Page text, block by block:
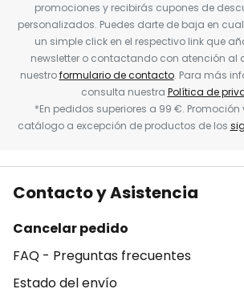
promociones y recibirás cupones de
personalizados. Puedes darte de baja en
un simple click en el respectivo link que
newsletter o contactando con atención al
nuestroformulario de contacto. Para más
consulta nuestra Política de
*En pedidos superiores a 99 €.
catálogo a excepción de productos de los
Contacto y Asistencia
Cancelar pedido
FAQ - Preguntas frecuentes
Estado del envío